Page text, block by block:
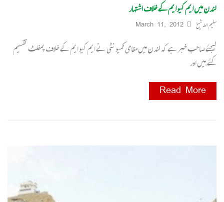
لندن میں ایم کیو ایم کے خلاف اشتہار
سلیم اللہ شیخ March 11, 2012
لیجئے صاحب خبر ہے کہ لندن میں مقامی کمیونٹی نے ایم کیو ایم کے خلاف پمفلٹ تقسیم
کئے ہیں اور
Read More